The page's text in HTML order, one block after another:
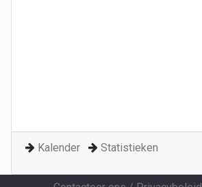
Kalender Statistieken